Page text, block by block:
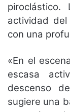
actividad del
con una
«En el
escasa
descenso
sugiere una